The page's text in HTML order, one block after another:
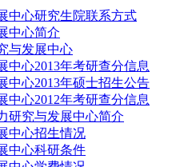
中心研究生院联系方式
中心简介
与发展中心
中心2013年考研查分信息
中心2013年硕士招生公告
中心2012年考研查分信息
研究与发展中心简介
中心招生情况
中心科研条件